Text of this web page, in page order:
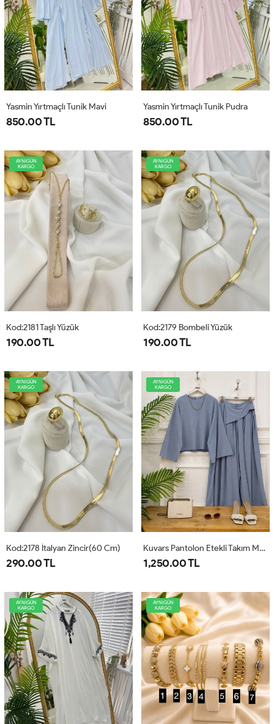
Yasmin Yırtmaçlı Tunik Mavi
850.00 TL
Yasmin Yırtmaçlı Tunik Pudra
850.00 TL
AYNIGÜN
KARGO
Kod:2181 Taşlı Yüzük
190.00 TL
AYNIGÜN
KARGO
Kod:2179 Bombeli Yüzük
190.00 TL
AYNIGÜN
KARGO
Kod:2178 İtalyan Zincir(60 Cm)
290.00 TL
AYNIGÜN
KARGO
Kuvars Pantolon Etekli Takım Mavi
1,250.00 TL
AYNIGÜN
KARGO
AYNIGÜN
KARGO